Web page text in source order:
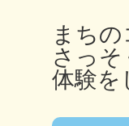
まち
さっそ
体験を